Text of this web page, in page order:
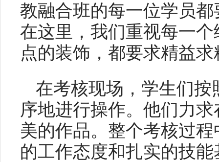
教融合班的每一位学员
在这里，我们重视每一
点的装饰，都要求精益求
在考核现场，学生们
序地进行操作。他们力
美的作品。整个考核过
的工作态度和扎实的技